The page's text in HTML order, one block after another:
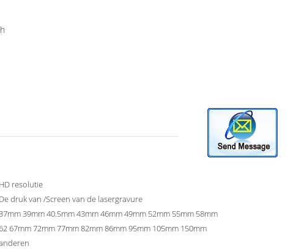
HD resolutie
De druk van /Screen van de lasergravure
39mm 40.5mm 43mm 46mm 49mm 52mm 55mm 58mm
67mm 72mm 77mm 82mm 86mm 95mm 105mm 150mm